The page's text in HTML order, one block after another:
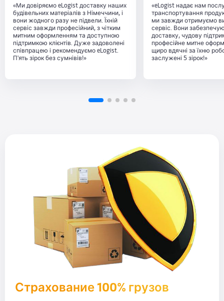
«Ми довіряємо eLogist доставку наших
будівельних матеріалів з Німеччини, і
вони жодного разу не підвели. Їхній
сервіс завжди професійний, з чітким
митним оформленням та доступною
підтримкою клієнтів. Дуже задоволені
співпрацею і рекомендуємо eLogist.
П'ять зірок без сумнівів!»
«eLogist надає нам
транспортування
ми завжди отримуємо
сервіс. Вони
доставку, чудову
професійне митне
щиро вдячні за їхню
заслужені 5 зірок!»
Страхование 100% грузов